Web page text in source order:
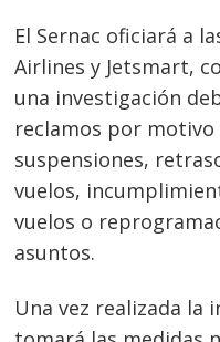
El Sernac oficiará a
Airlines y Jetsmart,
una investigación
reclamos por motivo
suspensiones,
vuelos,
vuelos o
asuntos.
Una vez realizada la